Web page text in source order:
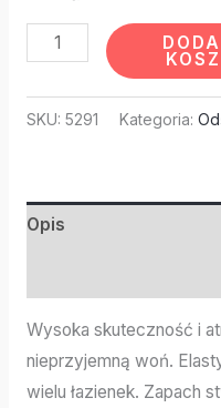
SKU: 5291 Kategoria:
Opis
Wysoka skuteczność i
nieprzyjemną woń.
wielu łazienek. Zapach